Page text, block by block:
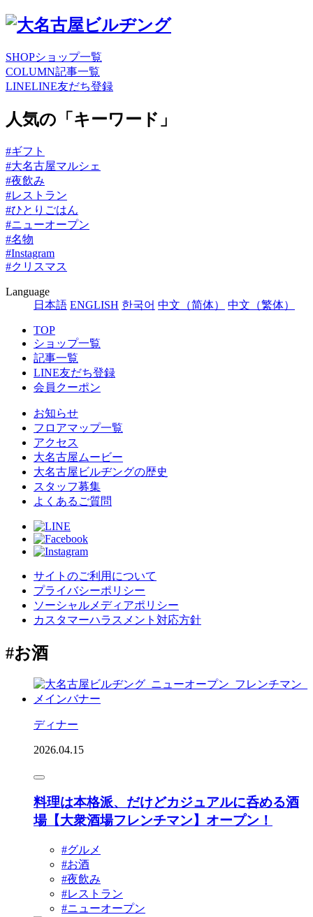
SHOPショップ一覧
COLUMN記事一覧
LINELINE友だち登録
人気の「キーワード」
#ギフト
#大名古屋マルシェ
#夜飲み
#レストラン
#ひとりごはん
#ニューオープン
#名物
#Instagram
#クリスマス
Language
日本語 ENGLISH 한국어 中文（简体） 中文（繁体）
TOP
ショップ一覧
記事一覧
LINE友だち登録
会員クーポン
お知らせ
フロアマップ一覧
アクセス
大名古屋ムービー
大名古屋ビルヂングの歴史
スタッフ募集
よくあるご質問
サイトのご利用について
プライバシーポリシー
ソーシャルメディアポリシー
カスタマーハラスメント対応方針
#お酒
ディナー
2026.04.15
料理は本格派、だけどカジュアルに呑める酒
場【大衆酒場フレンチマン】オープン！
#グルメ
#お酒
#夜飲み
#レストラン
#ニューオープン